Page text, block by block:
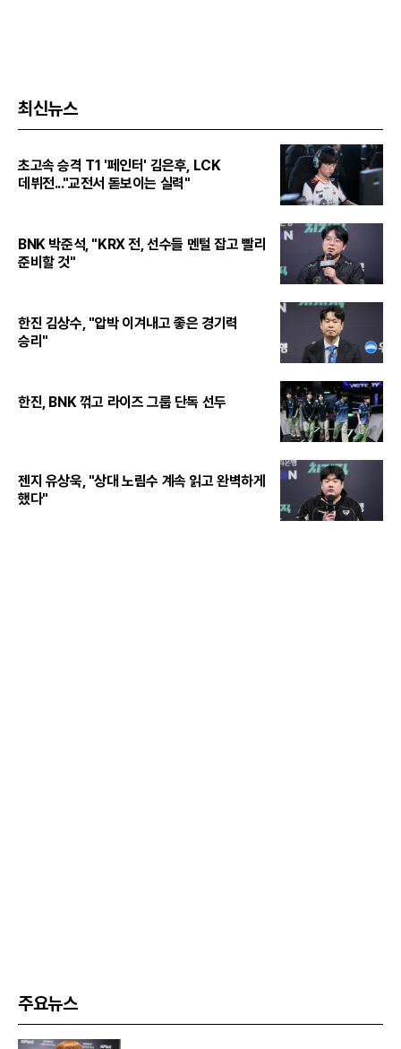
최신뉴스
초고속 승격 T1 '페인터' 김은후, LCK
데뷔전..."교전서 돋보이는 실력"
BNK 박준석, "KRX 전, 선수들 멘털 잡고 빨리
준비할 것"
한진 김상수, "압박 이겨내고 좋은 경기력
승리"
한진, BNK 꺾고 라이즈 그룹 단독 선두
젠지 유상욱, "상대 노림수 계속 읽고 완벽하게
했다"
주요뉴스